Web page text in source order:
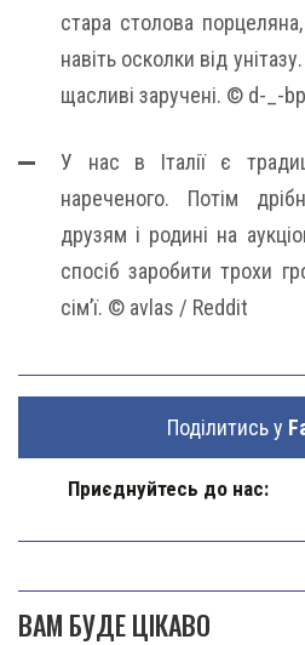
стара столова
навіть осколки від
щасливі заручені. © d-_-
У нас в Італії є
нареченого. Потім
друзям і родині на
спосіб заробити трохи
сім’ї. © avlas / Reddit
Поділитись у
Приєднуйтесь до нас:
ВАМ БУДЕ ЦІКАВО